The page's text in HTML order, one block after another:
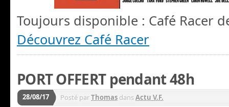
Toujours disponible : Café Racer
Découvrez Café Racer
PORT OFFERT pendant 48h
28/08/17 Posté parThomas dansActu V.F.